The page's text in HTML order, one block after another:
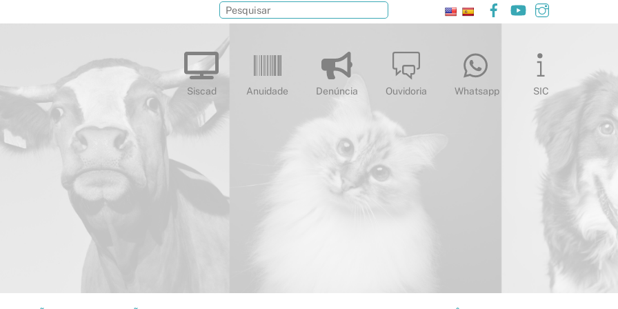
Facebook
YouTube
Siscad Anuidade Denúncia Ouvidoria Whatsapp SIC